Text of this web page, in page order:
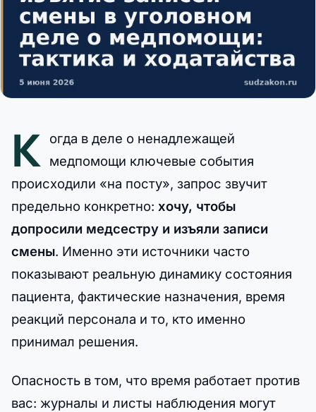
К огда в деле о ненадлежащей
медпомощи ключевые события
происходили «на посту», запрос звучит
предельно конкретно: хочу, чтобы
допросили медсестру и изъяли записи
смены. Именно эти источники часто
показывают реальную динамику состояния
пациента, фактические назначения, время
реакций персонала и то, кто именно
принимал решения.
Опасность в том, что время работает против
вас: журналы и листы наблюдения могут